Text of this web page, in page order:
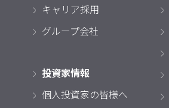
キャリア採用
グループ会社
投資家情報
個人投資家の皆様へ